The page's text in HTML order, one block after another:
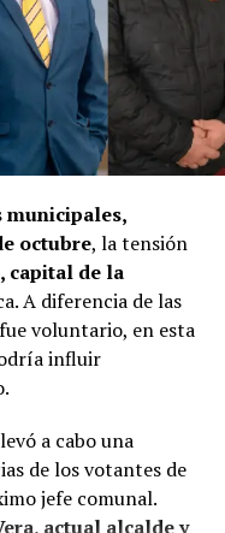
municipales,
octubre, la tensión
capital de la
A diferencia de las
voluntario, en esta
influir
a cabo una
de los votantes de
jefe comunal.
actual alcalde y